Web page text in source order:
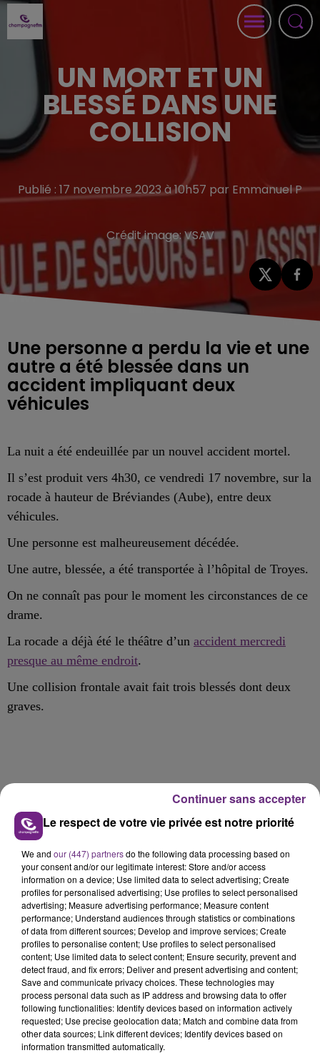
UN MORT ET UN
BLESSÉ DANS UNE
COLLISION
Publié : 17 novembre 2023 à 10h57 par Emmanuel P
Crédit image:VSAV
Une personne a perdu la vie et une
autre a été blessée dans un
accident impliquant deux
véhicules
La nuit a été endeuillée par un nouvel accident mortel.
Il s’est produit vers 4h30, ce vendredi 17 novembre, sur la
rocade à hauteur de Bréviandes (Aube), entre deux
véhicules.
Une personne est malheureusement décédée.
Une autre, blessée, a été transportée à l’hôpital de Troyes.
On ne connaît pas pour le moment les circonstances de ce
drame.
La rocade a déjà été le théâtre d’un accident mercredi
presque au même endroit.
Une collision frontale avait fait trois blessés dont deux
graves.
7 août 2026
LA CENTRALE NUCLÉAIRE DE CHOOZ
TOUJOURS À L'ARRÊT
Cela fait déjà une semaine que la centrale
nucléaire ardennaise est à l'arrêt. Une situation
justifiée par la sécheresse intense qui est toujours
présente.
Le respect de votre vie privée est notre priorité
We and our (447) partnersdo the following data processing based on
your consent and/or our legitimate interest: Store and/or access
information on a device; Use limited data to select advertising; Create
profiles for personalised advertising; Use profiles to select personalised
advertising; Measure advertising performance; Measure content
performance; Understand audiences through statistics or combinations
of data from different sources; Develop and improve services; Create
profiles to personalise content; Use profiles to select personalised
content; Use limited data to select content; Ensure security, prevent and
detect fraud, and fix errors; Deliver and present advertising and content;
Save and communicate privacy choices. These technologies may
process personal data such as IP address and browsing data to offer
following functionalities: Identify devices based on information actively
requested; Use precise geolocation data; Match and combine data from
other data sources; Link different devices; Identify devices based on
information transmitted automatically.
Continuer sans accepter